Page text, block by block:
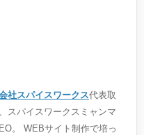
社スパイスワークス代表取
スパイスワークスミャンマ
。 WEBサイト制作で培っ